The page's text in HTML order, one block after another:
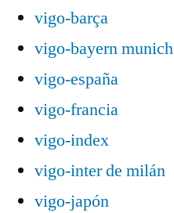
vigo-barça
vigo-bayern munich
vigo-españa
vigo-francia
vigo-index
vigo-inter de milán
vigo-japón